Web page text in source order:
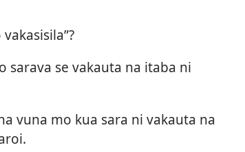
sarava se vakauta na itaba ni
vuna mo kua sara ni vakauta na